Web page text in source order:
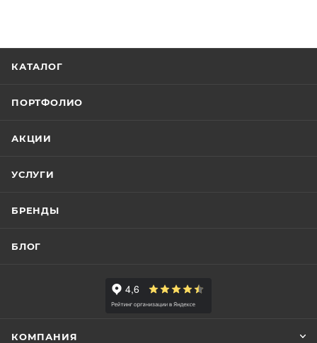
КАТАЛОГ
ПОРТФОЛИО
АКЦИИ
УСЛУГИ
БРЕНДЫ
БЛОГ
КОМПАНИЯ